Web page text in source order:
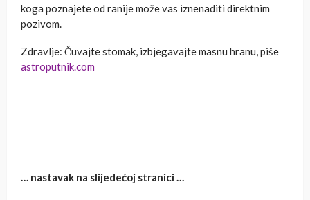
koga poznajete od ranije može vas iznenaditi direktnim
pozivom.
Zdravlje: Čuvajte stomak, izbjegavajte masnu hranu, piše
astroputnik.com
… nastavak na slijedećoj stranici …